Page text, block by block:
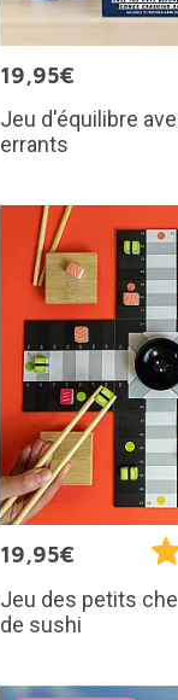
19,95€
Jeu d'équilibre
errants
19,95€
Jeu des petits
de sushi